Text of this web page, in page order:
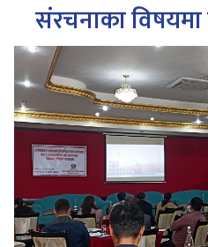
संरचनाका विषयमा